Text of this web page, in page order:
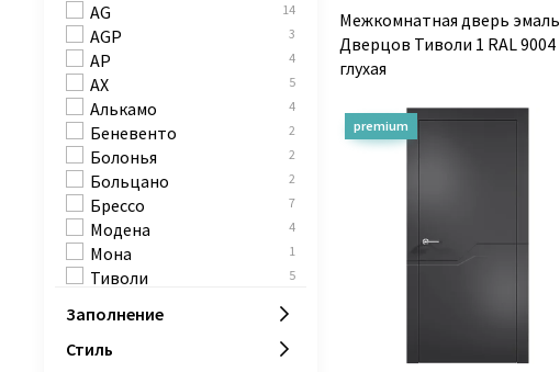
Межкомнатная дверь эмаль
Дверцов Тиволи 1 RAL 9004
глухая
900х2100 мм 11
900х2200 мм 10
600х2500 мм 9
700х2500 мм 9
800х2500 мм 6
900х2500 мм 17
600х2600 мм 5
700х2600 мм 5
800х2600 мм 2
900х2600 мм 13
AG
14
AGP 3
AP 4
AX 5
Алькамо 4
Беневенто 2
Болонья 2
Больцано 2
Брессо 7
Модена 4
Мона 1
Тиволи 5
Заполнение
Стиль